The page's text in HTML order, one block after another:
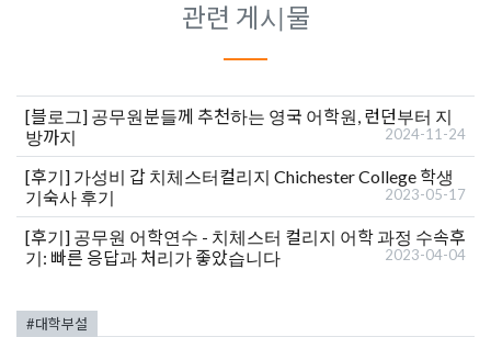
관련 게시물
[블로그] 공무원분들께 추천하는 영국 어학원, 런던부터 지
방까지
2024-11-24
[후기] 가성비 갑 치체스터컬리지 Chichester College 학생
기숙사 후기
2023-05-17
[후기] 공무원 어학연수 - 치체스터 컬리지 어학 과정 수속후
기: 빠른 응답과 처리가 좋았습니다
2023-04-04
#대학부설